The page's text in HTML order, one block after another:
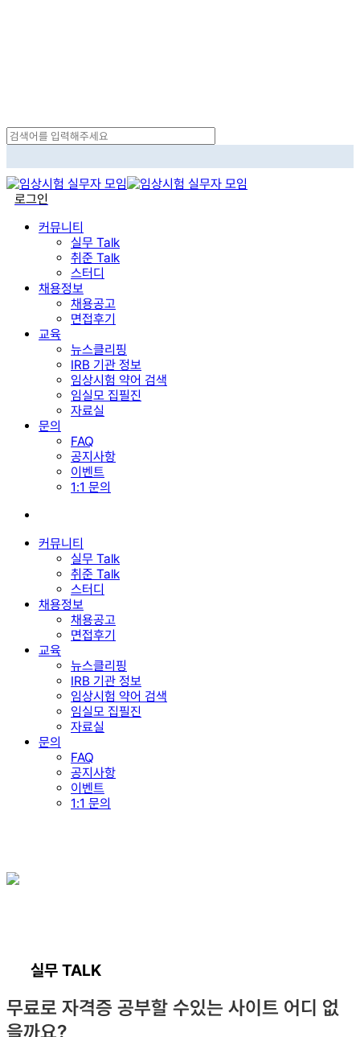
Search
로그인
커뮤니티
실무 Talk
취준 Talk
스터디
채용정보
채용공고
면접후기
교육
뉴스클리핑
IRB 기관 정보
임상시험 약어 검색
임실모 집필진
자료실
문의
FAQ
공지사항
이벤트
1:1 문의
커뮤니티
실무 Talk
취준 Talk
스터디
채용정보
채용공고
면접후기
교육
뉴스클리핑
IRB 기관 정보
임상시험 약어 검색
임실모 집필진
자료실
문의
FAQ
공지사항
이벤트
1:1 문의
실무 TALK
무료로 자격증 공부할 수있는 사이트 어디 없
을까요?